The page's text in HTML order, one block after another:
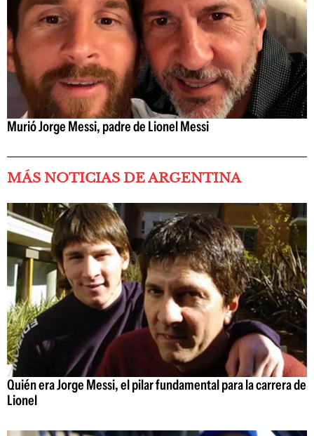
Murió Jorge Messi, padre de Lionel Messi
MÁS NOTICIAS DE ARGENTINA
Quién era Jorge Messi, el pilar fundamental para la carrera de
Lionel